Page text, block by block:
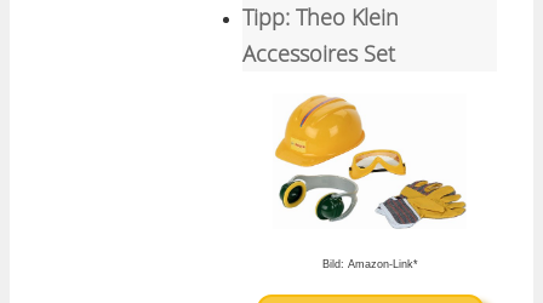
Tipp: Theo Klein
Accessoires Set
Bild: Amazon-Link*